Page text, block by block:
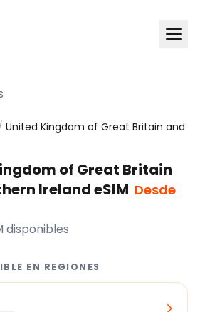
United Kingdom of Great Britain and
of Great Britain
Ireland eSIM Desde
disponibles
EN REGIONES